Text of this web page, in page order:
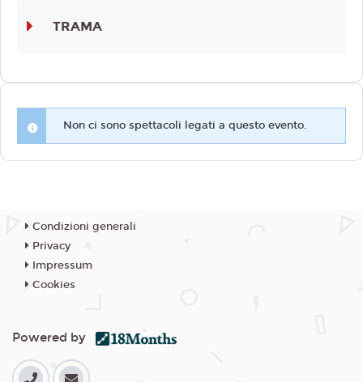
TRAMA
Non ci sono spettacoli legati a questo evento.
Condizioni generali
Privacy
Impressum
Cookies
Powered by